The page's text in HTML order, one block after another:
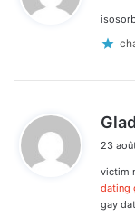
23
victim
dating
gay